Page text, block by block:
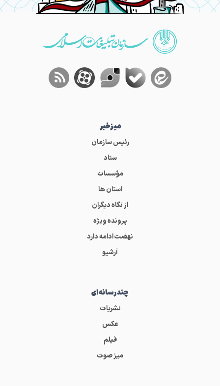
میز‌خبر
رئیس سازمان
ستاد
مؤسسات
استان ها
از نگاه دیگران
پرونده ویژه
نهضت ادامه دارد
آرشیو
چندرسانه‌ای
نشریات
عکس
فیلم
میز صوت